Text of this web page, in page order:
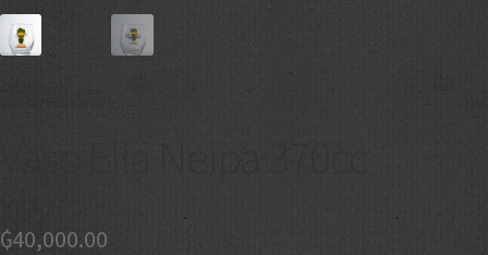
Vaso Ella Neipa 370cc
₲40,000.00